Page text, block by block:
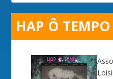
HAP Ô TEMPO